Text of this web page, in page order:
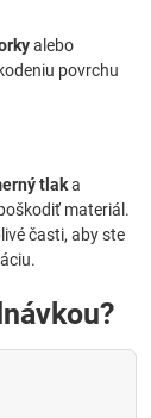
alebo
povrchu
tlaka
materiál.
časti, aby ste